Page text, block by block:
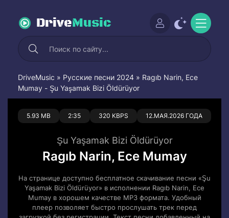
DriveMusic
DriveMusic » Русские песни 2024 » Ragıb Narin, Ece
Mumay - Şu Yaşamak Bizi Öldürüyor
5.93 MB 2:35 320 KBPS 12.МАЯ.2026 ГОДА
0 0
Şu Yaşamak Bizi Öldürüyor
Ragıb Narin, Ece Mumay
На странице доступно бесплатное скачивание песни «Şu
Yaşamak Bizi Öldürüyor» в исполнении Ragıb Narin, Ece
Mumay в хорошем качестве MP3 формата. Удобный
плеер позволяет быстро прослушать трек перед